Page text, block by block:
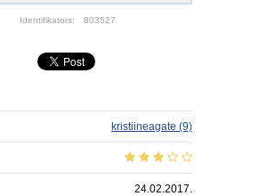
Identifikators: 803527
kristiineagate (9)
24.02.2017.